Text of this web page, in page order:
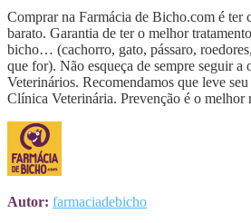
Comprar na Farmácia de Bicho.com é ter
barato. Garantia de ter o melhor
bicho… (cachorro, gato, pássaro,
que for). Não esqueça de sempre seguir a
Veterinários. Recomendamos que leve
Clínica Veterinária. Prevenção é o melhor
Autor: farmaciadebicho